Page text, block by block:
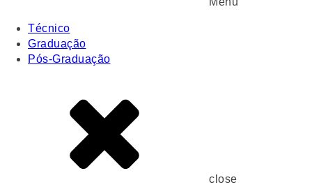
Técnico
Graduação
Pós-Graduação
close